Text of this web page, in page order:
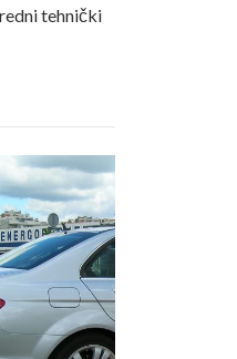
tehnički